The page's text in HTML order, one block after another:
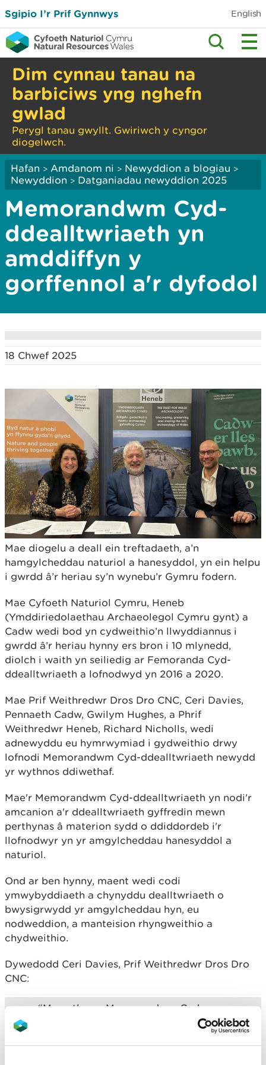
Sgipio I’r Prif Gynnwys English
Dim cynnau tanau na
barbiciws yng nghefn
gwlad
Perygl tanau gwyllt. Gwiriwch y cyngor
diogelwch.
Hafan > Amdanom ni > Newyddion a blogiau >
Newyddion > Datganiadau newyddion 2025
Memorandwm Cyd-
ddealltwriaeth yn
amddiffyn y
gorffennol a'r dyfodol
18 Chwef 2025
Mae diogelu a deall ein treftadaeth, a’n
hamgylcheddau naturiol a hanesyddol, yn ein helpu
i gwrdd â’r heriau sy’n wynebu’r Gymru fodern.
Mae Cyfoeth Naturiol Cymru, Heneb
(Ymddiriedolaethau Archaeolegol Cymru gynt) a
Cadw wedi bod yn cydweithio’n llwyddiannus i
gwrdd â’r heriau hynny ers bron i 10 mlynedd,
diolch i waith yn seiliedig ar Femoranda Cyd-
ddealltwriaeth a lofnodwyd yn 2016 a 2020.
Mae Prif Weithredwr Dros Dro CNC, Ceri Davies,
Pennaeth Cadw, Gwilym Hughes, a Phrif
Weithredwr Heneb, Richard Nicholls, wedi
adnewyddu eu hymrwymiad i gydweithio drwy
lofnodi Memorandwm Cyd-ddealltwriaeth newydd
yr wythnos ddiwethaf.
Mae'r Memorandwm Cyd-ddealltwriaeth yn nodi'r
amcanion a'r ddealltwriaeth gyffredin mewn
perthynas â materion sydd o ddiddordeb i'r
llofnodwyr yn yr amgylcheddau hanesyddol a
naturiol.
Ond ar ben hynny, maent wedi codi
ymwybyddiaeth a chynyddu dealltwriaeth o
bwysigrwydd yr amgylcheddau hyn, eu
nodweddion, a manteision rhyngweithio a
chydweithio.
Dywedodd Ceri Davies, Prif Weithredwr Dros Dro
CNC:
“Mae ethos y Memorandwm Cyd-
ddealltwriaeth yn aml wedi bod yn
gatalydd ar gyfer cydweithio - am y tro
cyntaf mewn rhai meysydd - ac yn hwb i